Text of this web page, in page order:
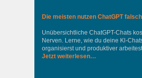
Die meisten nutzen ChatGPT
Unübersichtliche ChatGPT-Chats
Nerven. Lerne, wie du deine Kl-
organisierst und produktiver
Jetzt weiterlesen…